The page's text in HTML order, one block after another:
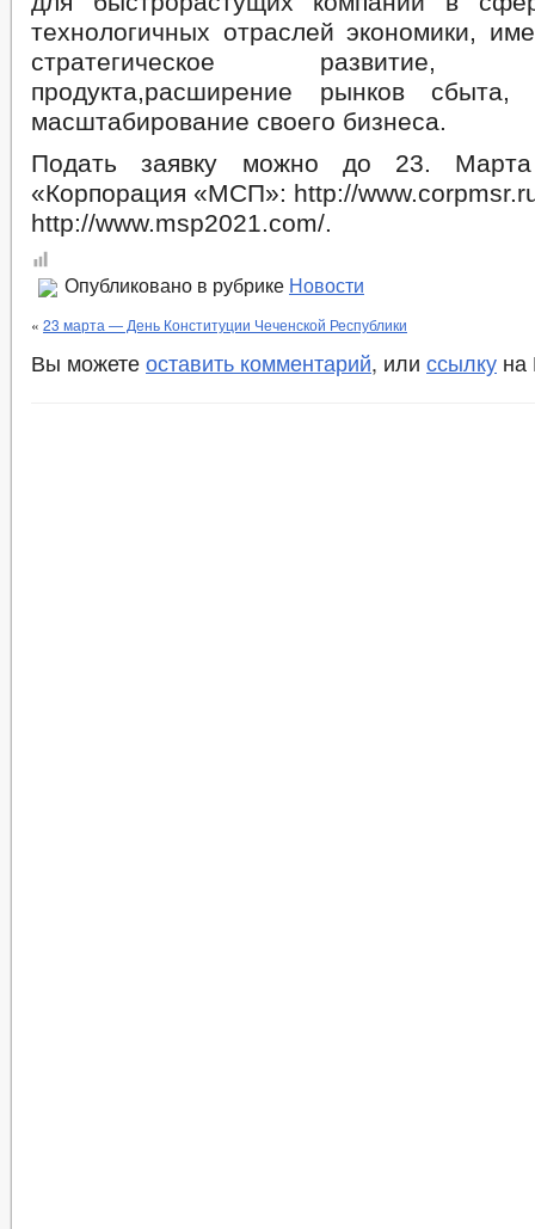
МУНИЦИПАЛЬНАЯ СЛУЖБА
МУНИЦИПАЛЬНЫЕ УСЛУГИ МУНИЦИПАЛЬНЫЕ УСЛУГИ
ПРАВОВЫЕ ОСНОВЫ МУНИЦИПАЛЬНОЙ СЛУЖБЫ
_
МУНИЦИПАЛЬНЫЕ ПРАВОВЫЕ АКТЫ
ПРАВОВЫЕ ОСНОВЫ
МУНИЦИПАЛЬНАЯ ПРОГРАММА РАЗВИТИЯ МУНИЦИПАЛЬНОЙ
СВЕДЕНИЯ О ЧИСЛЕННОСТИ РАБОТНИКОВ ОРГАНОВ МЕСТНОГО
МУНИЦИПАЛЬНЫЙ КАДРОВЫЙ РЕЗЕРВ НА ДОЛЖНОСТИ
ПОРЯДОК ПОСТУПЛЕНИЯ НА МУНИЦИПАЛЬНУЮ СЛУЖБУ, ЕЕ
ИНФОРМАЦИЯ О КОНКУРСАХ НА ЗАМЕЩЕНИЕ ВАКАНТНЫХ
БЮДЖЕТ
ОТЧЕТ ОБ ИСПОЛНЕНИИ БЮДЖЕТА
ОБРАЩЕНИЕ К МЭРИИ ГРАФИК ПРИЕМА ГРАЖДАН
ФОРМА ОБРАЩЕНИЙ И ЗАЯВЛЕНИЙ
технологичных отраслей экономики,
стратегическое развитие,
продукта,расширение рынков
масштабирование своего бизнеса.
Подать заявку можно до 23.
«Корпорация «МСП»: http://
http://www.msp2021.com/.
Опубликовано в рубрике Новости
« 23 марта — День Конституции Чеченской Республики
Вы можете оставить комментарий, или ссылку на